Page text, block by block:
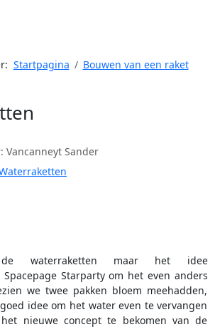
Startpagina
Bouwen van een raket
Vancanneyt Sander
waterraketten maar het idee
Starparty om het even anders
we twee pakken bloem meehadden,
idee om het water even te vervangen
nieuwe concept te bekomen van de